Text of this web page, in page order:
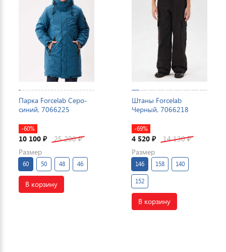
Парка Forcelab Серо-
синий, 7066225
-60%
10 100 ₽ 25 200₽
Размер
60 50 48 46
В корзину
Штаны Forcelab
Черный, 7066218
-69%
4 520 ₽ 14 130₽
Размер
146 158 140
152
В корзину